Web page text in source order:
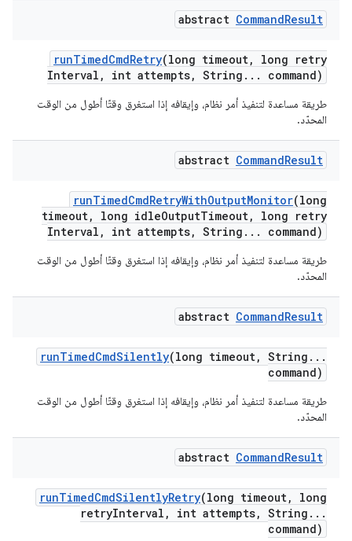
abstract CommandResult
runTimedCmdRetry(long timeout,
long retry
Interval , int attempts, String . . . command)
طريقة مساعدة لتنفيذ أمر نظام، وإيقافه إذا استغرق وقتًا أطول من الوقت
المحدّد.
abstract CommandResult
runTimedCmdRetryWithOutputMonitor(long
timeout, long idleOutputTimeout,
long retry
Interval , int attempts, String . . . command)
طريقة مساعدة لتنفيذ أمر نظام، وإيقافه إذا استغرق وقتًا أطول من الوقت
المحدّد.
abstract CommandResult
runTimedCmdSilently(long timeout, String . . .
command)
طريقة مساعدة لتنفيذ أمر نظام، وإيقافه إذا استغرق وقتًا أطول من الوقت
المحدّد.
abstract CommandResult
runTimedCmdSilentlyRetry(long timeout,
long
retryInterval , int attempts, String . . .
command)